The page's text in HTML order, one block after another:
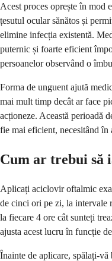
Acest proces oprește în mod
țesutul ocular sănătos și
elimine infecția existentă.
puternic și foarte eficient
persoanelor observând o
Forma de unguent ajută
mai mult timp decât ar face
acționeze. Această perioadă
fie mai eficient, necesitând
Cum ar trebui să
Aplicați aciclovir oftalmic
de cinci ori pe zi, la intervale
la fiecare 4 ore cât sunteți
ajusta acest lucru în funcție
Înainte de aplicare, spălați-